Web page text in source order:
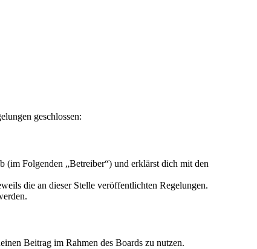
geschlossen:
(im Folgenden „Betreiber“) und erklärst dich mit den
die an dieser Stelle veröffentlichten Regelungen.
Beitrag im Rahmen des Boards zu nutzen.